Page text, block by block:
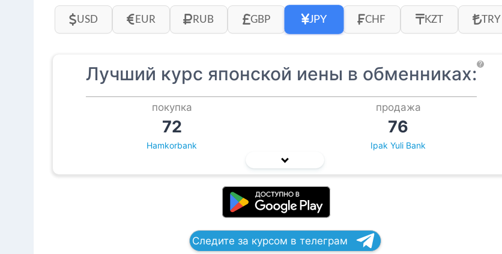
USD EUR RUB GBP JPY CHF KZT TRY
Лучший курс японской иены в обменниках: ?
покупка
72
Hamkorbank
продажа
76
Ipak Yuli Bank
Следите за курсом в телеграм